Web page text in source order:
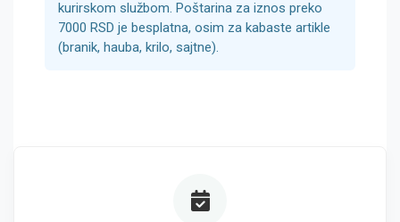
kurirskom službom. Poštarina za iznos preko
7000 RSD je besplatna, osim za kabaste artikle
(branik, hauba, krilo, sajtne).